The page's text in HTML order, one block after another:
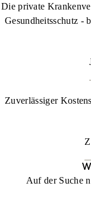
Die private
Gesundheitsschutz -
Zuverlässiger
Auf der Suche